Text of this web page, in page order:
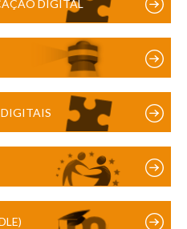
DIGITAL
DIGITAIS